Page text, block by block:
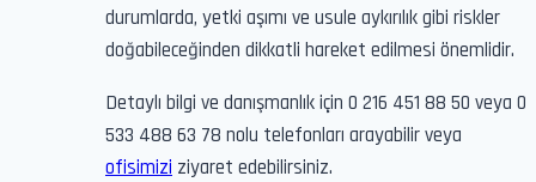
durumlarda, yetki aşımı ve usule aykırılık gibi riskler
doğabileceğinden dikkatli hareket edilmesi önemlidir.
Detaylı bilgi ve danışmanlık için 0 216 451 88 50 veya 0
533 488 63 78 nolu telefonları arayabilir veya
ofisimizi ziyaret edebilirsiniz.